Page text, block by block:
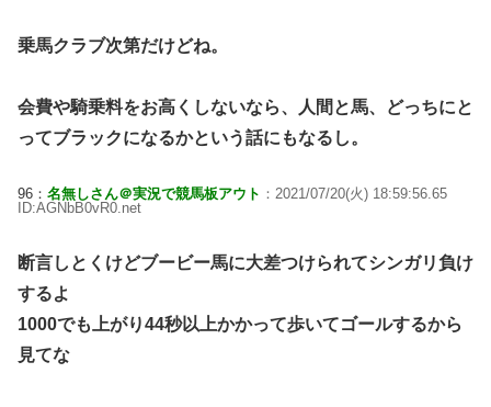
乗馬クラブ次第だけどね。
会費や騎乗料をお高くしないなら、人間と馬、どっちにと
ってブラックになるかという話にもなるし。
96： 名無しさん＠実況で競馬板アウト ：2021/07/20(火) 18:59:56.65
ID:AGNbB0vR0.net
断言しとくけどブービー馬に大差つけられてシンガリ負け
するよ
1000でも上がり44秒以上かかって歩いてゴールするから
見てな